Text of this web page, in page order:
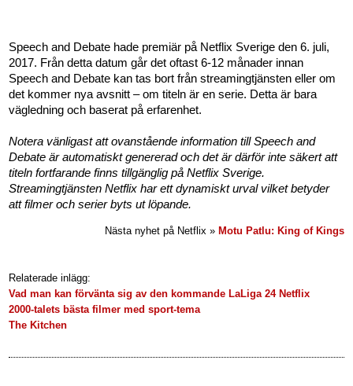
Speech and Debate hade premiär på Netflix Sverige den 6. juli,
2017. Från detta datum går det oftast 6-12 månader innan
Speech and Debate kan tas bort från streamingtjänsten eller om
det kommer nya avsnitt – om titeln är en serie. Detta är bara
vägledning och baserat på erfarenhet.
Notera vänligast att ovanstående information till Speech and
Debate är automatiskt genererad och det är därför inte säkert att
titeln fortfarande finns tillgänglig på Netflix Sverige.
Streamingtjänsten Netflix har ett dynamiskt urval vilket betyder
att filmer och serier byts ut löpande.
Nästa nyhet på Netflix » Motu Patlu: King of Kings
Relaterade inlägg:
Vad man kan förvänta sig av den kommande LaLiga 24 Netflix
2000-talets bästa filmer med sport-tema
The Kitchen